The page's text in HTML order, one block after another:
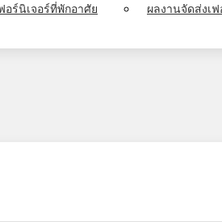
อร์นิเจอร์ที่พักอาศัย ผลงานจัดส่งเ